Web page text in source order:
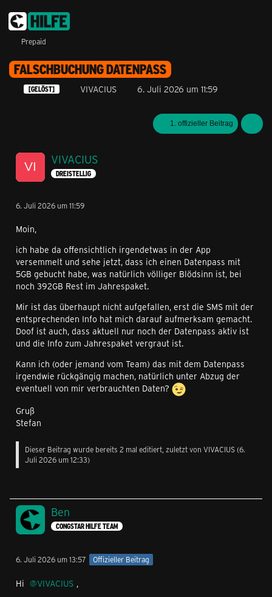
Prepaid
FALSCHBUCHUNG DATENPASS
[GELÖST] VIVACIUS 6. Juli 2026 um 11:59
1. offizieller Beitrag
VIVACIUS
DREISTELLIG
6. Juli 2026 um 11:59
Moin,
ich habe da offensichtlich irgendetwas in der App
versemmelt und sehe jetzt, dass ich einen Datenpass mit
5GB gebucht habe, was natürlich völliger Blödsinn ist, bei
noch 392GB Rest im Jahrespaket.
Mir ist das überhaupt nicht aufgefallen, erst die SMS mit der
entsprechenden Info hat mich darauf aufmerksam gemacht.
Doof ist auch, dass aktuell nur noch der Datenpass aktiv ist
und die Info zum Jahrespaket vergraut ist.
Kann ich (oder jemand vom Team) das mit dem Datenpass
irgendwie rückgängig machen, natürlich unter Abzug der
eventuell von mir verbrauchten Daten?
Gruß
Stefan
Dieser Beitrag wurde bereits 2 mal editiert, zuletzt von VIVACIUS(6.
Juli 2026 um 12:33)
Ben
CONGSTAR HILFE TEAM
6. Juli 2026 um 13:57 Offizieller Beitrag
Hi VIVACIUS ,